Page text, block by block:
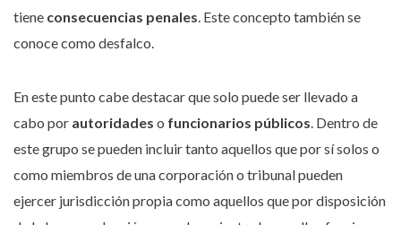
tiene consecuencias penales. Este concepto también se
conoce como desfalco.
En este punto cabe destacar que solo puede ser llevado a
cabo por autoridades o funcionarios públicos. Dentro de
este grupo se pueden incluir tanto aquellos que por sí solos o
como miembros de una corporación o tribunal pueden
ejercer jurisdicción propia como aquellos que por disposición